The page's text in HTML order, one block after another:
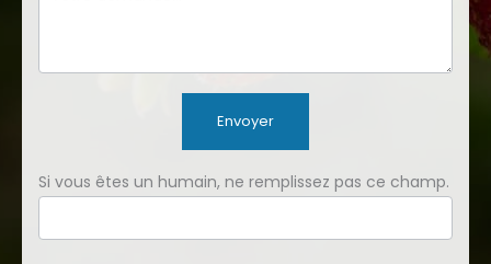
Envoyer
Si vous êtes un humain, ne remplissez pas ce champ.